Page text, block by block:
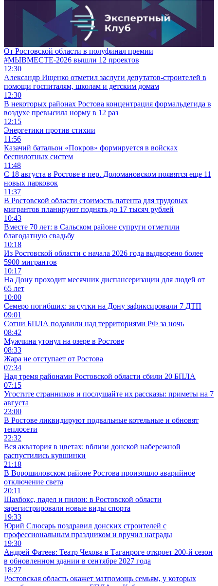
От Ростовской области в полуфинал премии
#МЫВМЕСТЕ-2026 вышли 12 проектов
12:30
Александр Ищенко отметил заслуги депутатов-строителей в
помощи госпиталям, школам и детским домам
12:30
В некоторых районах Ростова концентрация формальдегида в
воздухе превысила норму в 12 раз
12:15
Энергетики против стихии
11:56
Казачий батальон «Покров» формируется в войсках
беспилотных систем
11:48
С 18 августа в Ростове в пер. Доломановском появятся еще 11
новых парковок
11:37
В Ростовской области стоимость патента для трудовых
мигрантов планируют поднять до 17 тысяч рублей
10:43
Вместе 70 лет: в Сальском районе супруги отметили
благодатную свадьбу
10:18
Из Ростовской области с начала 2026 года выдворено более
5900 мигрантов
10:17
На Дону проходит месячник диспансеризации для людей от
65 лет
10:00
Семеро погибших: за сутки на Дону зафиксировали 7 ДТП
09:01
Сотни БПЛА подавили над территориями РФ за ночь
08:42
Мужчина утонул на озере в Ростове
08:33
Жара не отступает от Ростова
07:34
Над тремя районами Ростовской области сбили 20 БПЛА
07:15
Угостите странников и послушайте их рассказы: приметы на 7
августа
23:00
В Ростове ликвидируют подвальные котельные и обновят
теплосети
22:32
Вся акватория в цветах: вблизи донской набережной
распустились кувшинки
21:18
В Ворошиловском районе Ростова произошло аварийное
отключение света
20:11
Шахбокс, падел и пилон: в Ростовской области
зарегистрировали новые виды спорта
19:33
Юрий Слюсарь поздравил донских строителей с
профессиональным праздником и вручил награды
19:30
Андрей Фатеев: Театр Чехова в Таганроге откроет 200-й сезон
в обновленном здании в сентябре 2027 года
18:27
Ростовская область окажет матпомощь семьям, у которых